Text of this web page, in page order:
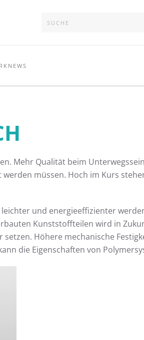
NEWS
Mehr Qualität beim
müssen. Hoch im Kurs
und energieeffizienter
Kunststoffteilen wird in
Höhere mechanische
die Eigenschaften von